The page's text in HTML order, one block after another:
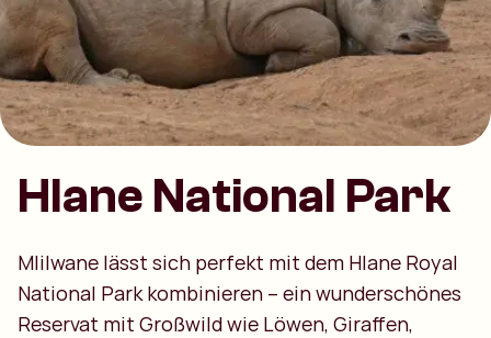
Hlane National Park
Mlilwane lässt sich perfekt mit dem Hlane Royal
National Park kombinieren – ein wunderschönes
Reservat mit Großwild wie Löwen, Giraffen,